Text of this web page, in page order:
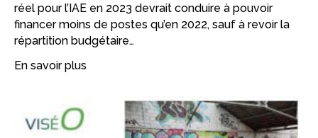
réel pour l’IAE en 2023 devrait conduire à pouvoir
financer moins de postes qu’en 2022, sauf à revoir la
répartition budgétaire…
En savoir plus